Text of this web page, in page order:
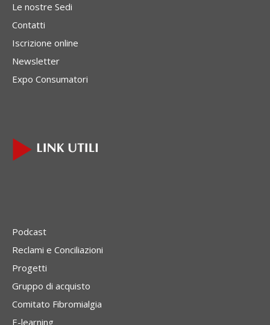
Le nostre Sedi
Contatti
Iscrizione online
Newsletter
Expo Consumatori
Podcast
Reclami e Conciliazioni
Progetti
Gruppo di acquisto
Comitato Fibromialgia
E-learning